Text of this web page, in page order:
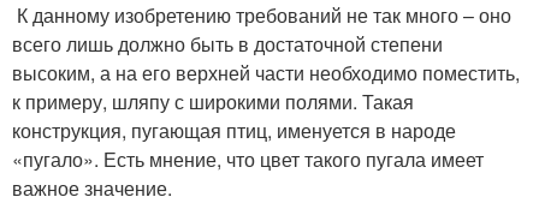
К данному изобретению требований не так много – оно
всего лишь должно быть в достаточной степени
высоким, а на его верхней части необходимо поместить,
к примеру, шляпу с широкими полями. Такая
конструкция, пугающая птиц, именуется в народе
«пугало». Есть мнение, что цвет такого пугала имеет
важное значение.